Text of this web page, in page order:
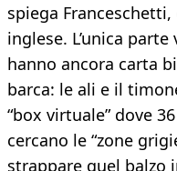
spiega
inglese. L’unica
hanno ancora carta
barca: le ali e il
“box virtuale” dove
cercano le “zone
strappare quel balzo